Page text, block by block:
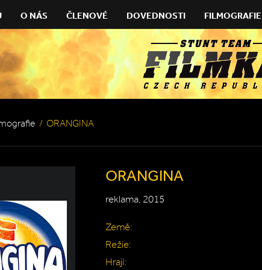
O NÁS ČLENOVÉ DOVEDNOSTI FILMOGRAFIE
/ ORANGINA
ORANGINA
reklama, 2015
Země:
Režie:
Hrají: